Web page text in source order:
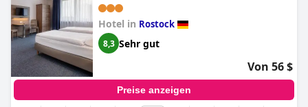
Hotel in Rostock
8,3 Sehr gut
Von 56 $
Preise anzeigen